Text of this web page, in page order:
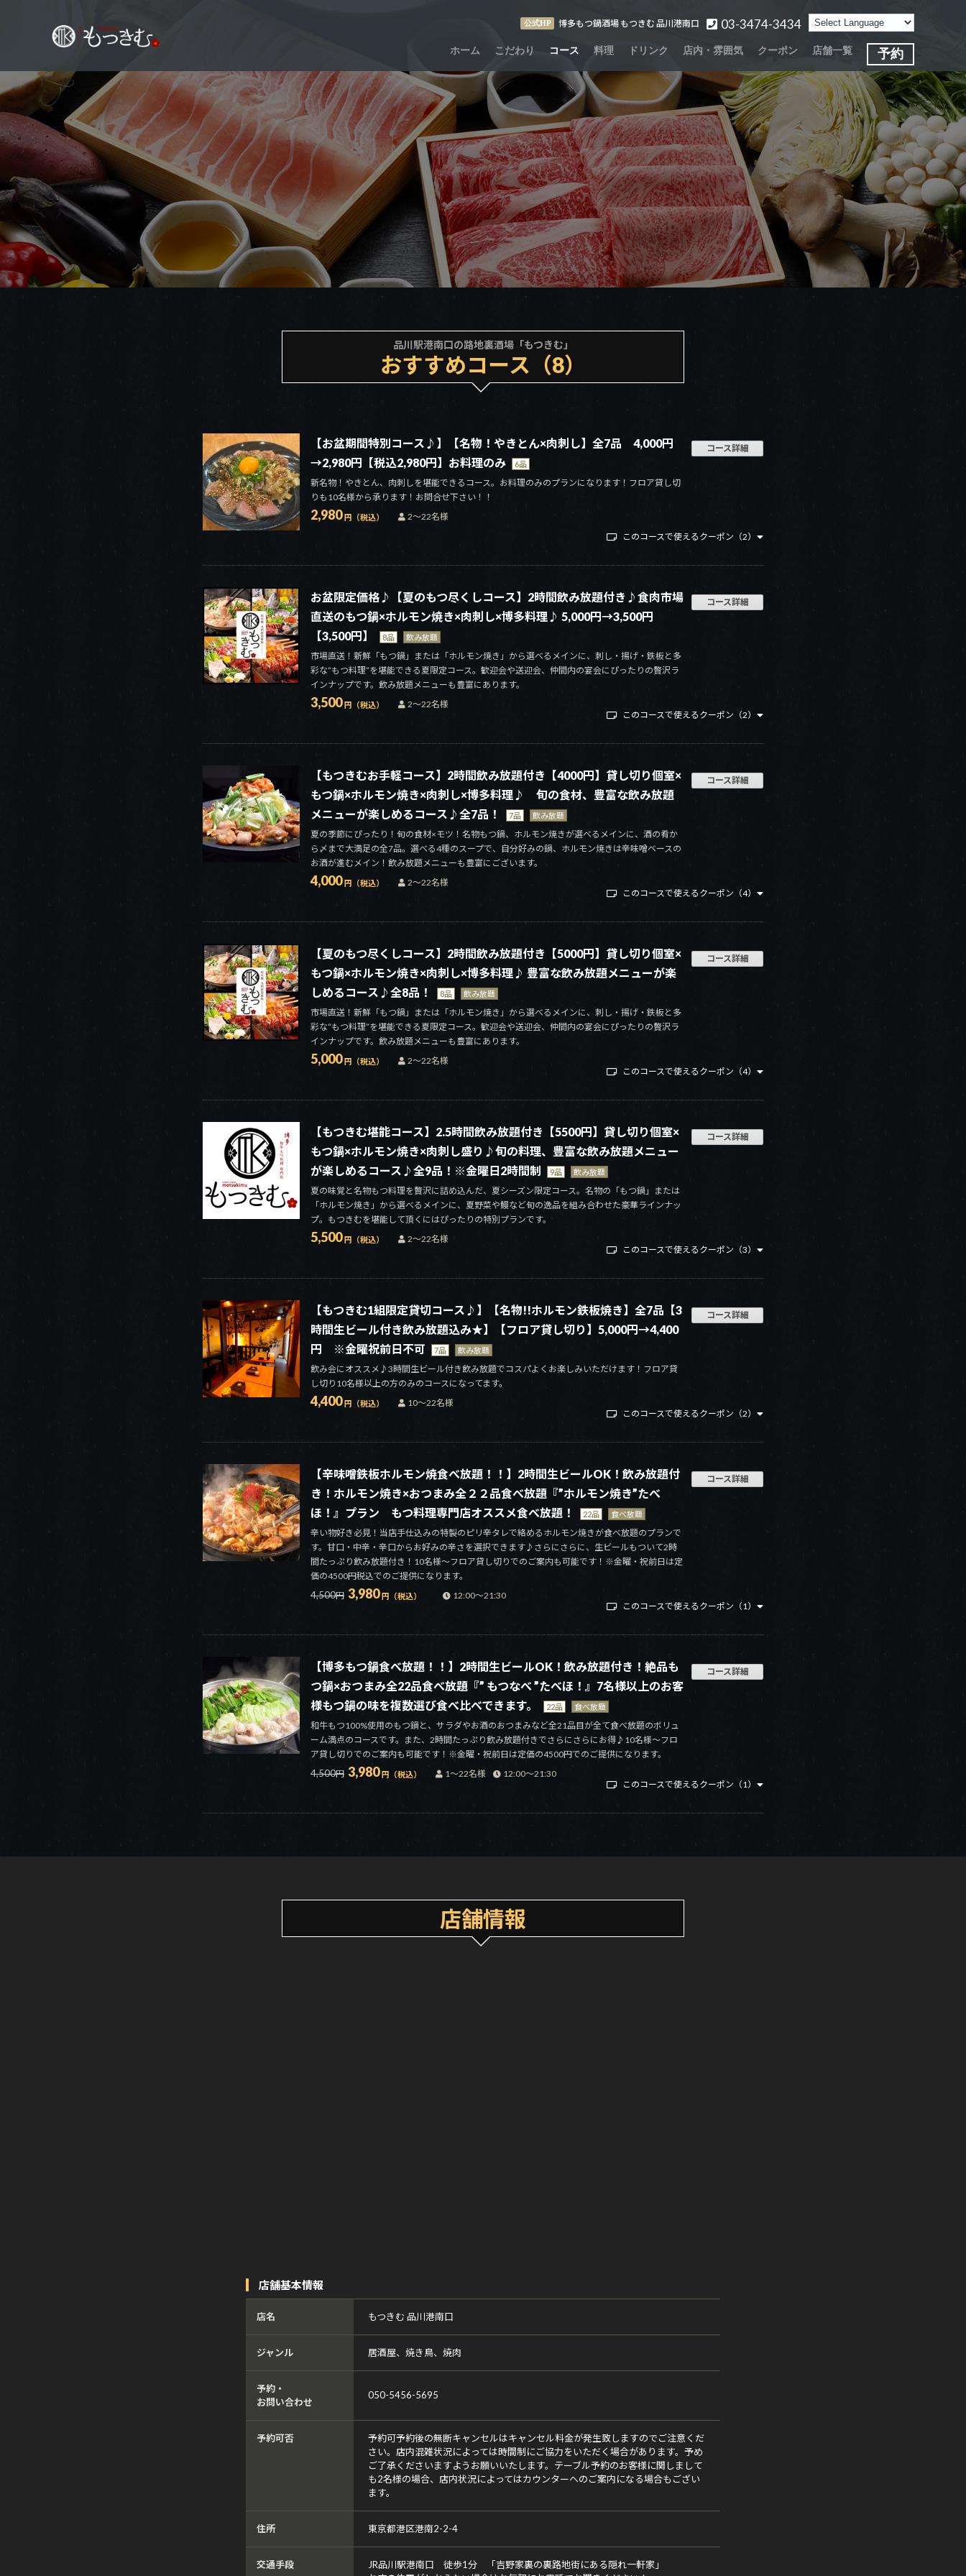
公式HP 博多もつ鍋酒場 もつきむ 品川港南口 03-3474-3434
ホーム こだわり コース 料理 ドリンク 店内・雰囲気 クーポン 店舗一覧 予約
品川駅港南口の路地裏酒場「もつきむ」
おすすめコース（8）
【お盆期間特別コース♪】【名物！やきとん×肉刺し】全7品 4,000円
→2,980円【税込2,980円】お料理のみ
6品
新名物！やきとん、肉刺しを堪能できるコース。お料理のみのプランになります！フロア貸し切
りも10名様から承ります！お問合せ下さい！！
2,980 円（税込） 2～22名様
コース詳細
このコースで使えるクーポン（2）
お盆限定価格♪【夏のもつ尽くしコース】2時間飲み放題付き♪食肉市場
直送のもつ鍋×ホルモン焼き×肉刺し×博多料理♪ 5,000円→3,500円
【3,500円】
8品 飲み放題
市場直送！新鮮「もつ鍋」または「ホルモン焼き」から選べるメインに、刺し・揚げ・鉄板と多
彩な“もつ料理”を堪能できる夏限定コース。歓迎会や送迎会、仲間内の宴会にぴったりの贅沢ラ
インナップです。飲み放題メニューも豊富にあります。
3,500 円（税込） 2～22名様
コース詳細
このコースで使えるクーポン（2）
【もつきむお手軽コース】2時間飲み放題付き【4000円】貸し切り個室×
もつ鍋×ホルモン焼き×肉刺し×博多料理♪ 旬の食材、豊富な飲み放題
メニューが楽しめるコース♪全7品！
7品 飲み放題
夏の季節にぴったり！旬の食材×モツ！名物もつ鍋、ホルモン焼きが選べるメインに、酒の肴か
ら〆まで大満足の全7品。選べる4種のスープで、自分好みの鍋、ホルモン焼きは辛味噌ベースの
お酒が進むメイン！飲み放題メニューも豊富にございます。
4,000 円（税込） 2～22名様
コース詳細
このコースで使えるクーポン（4）
【夏のもつ尽くしコース】2時間飲み放題付き【5000円】貸し切り個室×
もつ鍋×ホルモン焼き×肉刺し×博多料理♪ 豊富な飲み放題メニューが楽
しめるコース♪全8品！
8品 飲み放題
市場直送！新鮮「もつ鍋」または「ホルモン焼き」から選べるメインに、刺し・揚げ・鉄板と多
彩な“もつ料理”を堪能できる夏限定コース。歓迎会や送迎会、仲間内の宴会にぴったりの贅沢ラ
インナップです。飲み放題メニューも豊富にあります。
5,000 円（税込） 2～22名様
コース詳細
このコースで使えるクーポン（4）
【もつきむ堪能コース】2.5時間飲み放題付き【5500円】貸し切り個室×
もつ鍋×ホルモン焼き×肉刺し盛り♪旬の料理、豊富な飲み放題メニュー
が楽しめるコース♪全9品！※金曜日2時間制
9品 飲み放題
夏の味覚と名物もつ料理を贅沢に詰め込んだ、夏シーズン限定コース。名物の「もつ鍋」または
「ホルモン焼き」から選べるメインに、夏野菜や鰻など旬の逸品を組み合わせた豪華ラインナッ
プ。もつきむを堪能して頂くにはぴったりの特別プランです。
5,500 円（税込） 2～22名様
コース詳細
このコースで使えるクーポン（3）
【もつきむ1組限定貸切コース♪】【名物!!ホルモン鉄板焼き】全7品【3
時間生ビール付き飲み放題込み★】【フロア貸し切り】5,000円→4,400
円 ※金曜祝前日不可
7品 飲み放題
飲み会にオススメ♪3時間生ビール付き飲み放題でコスパよくお楽しみいただけます！フロア貸
し切り10名様以上の方のみのコースになってます。
4,400 円（税込） 10～22名様
コース詳細
このコースで使えるクーポン（2）
【辛味噌鉄板ホルモン焼食べ放題！！】2時間生ビールOK！飲み放題付
き！ホルモン焼き×おつまみ全２２品食べ放題『”ホルモン焼き”たべ
ほ！』プラン もつ料理専門店オススメ食べ放題！
22品 食べ放題
辛い物好き必見！当店手仕込みの特製のピリ辛タレで絡めるホルモン焼きが食べ放題のプランで
す。甘口・中辛・辛口からお好みの辛さを選択できます♪さらにさらに、生ビールもついて2時
間たっぷり飲み放題付き！10名様～フロア貸し切りでのご案内も可能です！※金曜・祝前日は定
価の4500円税込でのご提供になります。
4,500円 3,980 円（税込） 12:00～21:30
コース詳細
このコースで使えるクーポン（1）
【博多もつ鍋食べ放題！！】2時間生ビールOK！飲み放題付き！絶品も
つ鍋×おつまみ全22品食べ放題『” もつなべ ”たべほ！』7名様以上のお客
様もつ鍋の味を複数選び食べ比べできます。
22品 食べ放題
和牛もつ100%使用のもつ鍋と、サラダやお酒のおつまみなど全21品目が全て食べ放題のボリュ
ーム満点のコースです。また、2時間たっぷり飲み放題付きでさらにさらにお得♪10名様～フロ
ア貸し切りでのご案内も可能です！※金曜・祝前日は定価の4500円でのご提供になります。
4,500円 3,980 円（税込） 1～22名様 12:00～21:30
コース詳細
このコースで使えるクーポン（1）
店舗情報
店舗基本情報
店名 もつきむ 品川港南口
ジャンル 居酒屋、焼き鳥、焼肉
予約・
お問い合わせ
050-5456-5695
予約可否
予約可予約後の無断キャンセルはキャンセル料金が発生致しますのでご注意くだ
さい。店内混雑状況によっては時間制にご協力をいただく場合があります。予め
ご了承くださいますようお願いいたします。テーブル予約のお客様に関しまして
も2名様の場合、店内状況によってはカウンターへのご案内になる場合もござい
ます。
住所 東京都港区港南2-2-4
交通手段
JR品川駅港南口 徒歩1分 「吉野家裏の裏路地街にある隠れ一軒家」